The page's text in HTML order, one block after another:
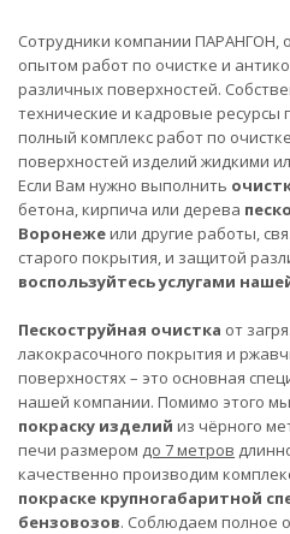
Сотрудники компании ПАРАНГОН,
опытом работ по очистке и
различных поверхностей.
технические и кадровые ресурсы
полный комплекс работ по
поверхностей изделий жидкими
Если Вам нужно выполнить
бетона, кирпича или дерева
Воронежеили другие работы,
старого покрытия, и защитой
воспользуйтесь услугами
Пескоструйная очистка от
лакокрасочного покрытия и
поверхностях – это основная
нашей компании. Помимо этого мы
покраску изделий из чёрного
печи размером до 7 метров
качественно производим
покраске крупногабаритной
бензовозов. Соблюдаем полное